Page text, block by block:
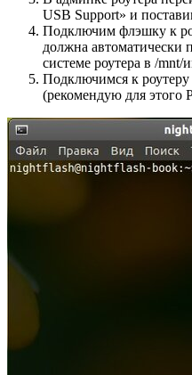
USB Support» и
Подключим флэшку к
должна автоматически
системе роутера в /mnt/
Подключимся к роутеру
(рекомендую для этого